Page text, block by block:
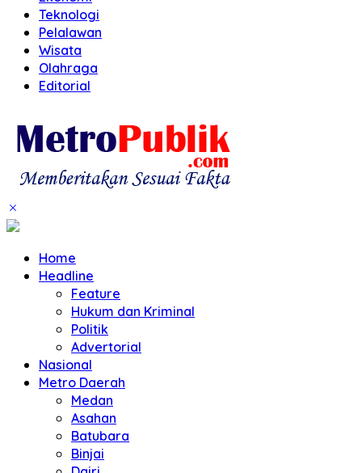
Teknologi
Pelalawan
Wisata
Olahraga
Editorial
Home
Headline
Feature
Hukum dan Kriminal
Politik
Advertorial
Nasional
Metro Daerah
Medan
Asahan
Batubara
Binjai